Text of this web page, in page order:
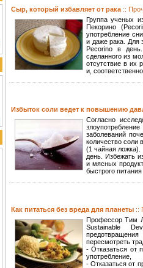
Сыр, который избавляет от рака ::
Группа ученых
Пекорино
употребление
и даже рака. Для
Pecorino в
сделанного из
отсутствие в их
и,
Избыток соли ведет к повышению
Согласно
заболеваний
количество соли
(1 чайная ложка).
день. Избежать
и мясных
быстрого
Как питаться без вреда для планеты ::
Профессор Тим
Sustainable
пересмотреть
- Отказаться от
употребление,
- Отказаться от